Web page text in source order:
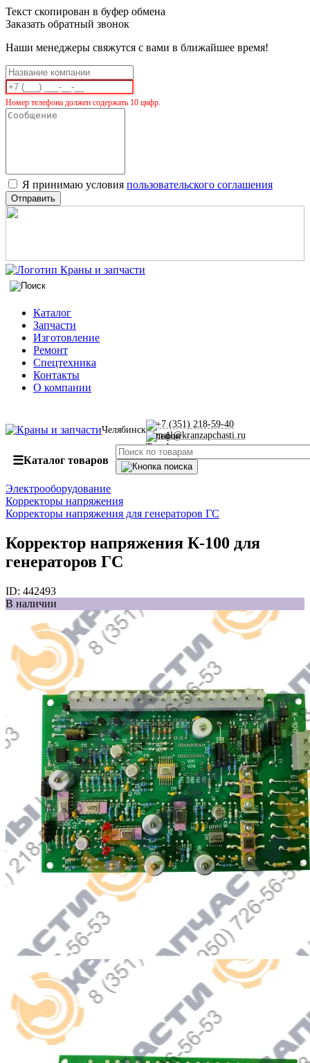
Текст скопирован в буфер обмена
Заказать обратный звонок
Наши менеджеры свяжутся с вами в ближайшее время!
Номер телефона должен содержать 10 цифр.
Я принимаю условия пользовательского соглашения
Отправить
Каталог
Запчасти
Изготовление
Ремонт
Спецтехника
Контакты
О компании
Челябинск
+7 (351) 218-59-40
mail@kranzapchasti.ru
☰Каталог товаров
Электрооборудование
Корректоры напряжения
Корректоры напряжения для генераторов ГС
Корректор напряжения К-100 для
генераторов ГС
ID: 442493
В наличии